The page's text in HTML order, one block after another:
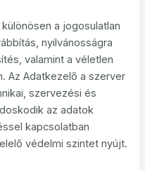
a jogosulatlan
nyilvánosságra
valamint a véletlen
Az Adatkezelő a szerver
szervezési és
az adatok
kapcsolatban
védelmi szintet nyújt.